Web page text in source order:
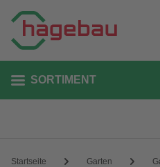
SORTIMENT
Startseite Garten